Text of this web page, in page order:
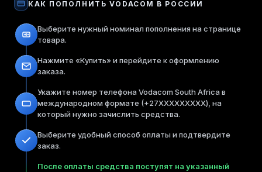
КАК ПОПОЛНИТЬ VODACOM В РОССИИ
Выберите нужный номинал пополнения на странице
товара.
Нажмите «Купить» и перейдите к оформлению
заказа.
Укажите номер телефона Vodacom South Africa в
международном формате (+27XXXXXXXXX), на
который нужно зачислить средства.
Выберите удобный способ оплаты и подтвердите
заказ.
После оплаты средства поступят на указанный